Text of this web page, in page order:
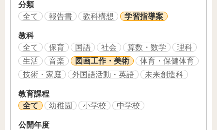
分類
全て
報告書 教科構想 学習指導案
教科
全て
保育 国語 社会 算数・数学
理科
生活
音楽 図画工作・美術
体育・保健体育
技術・家庭
外国語活動・英語 未来創造科
教育課程
全て
幼稚園 小学校 中学校
公開年度